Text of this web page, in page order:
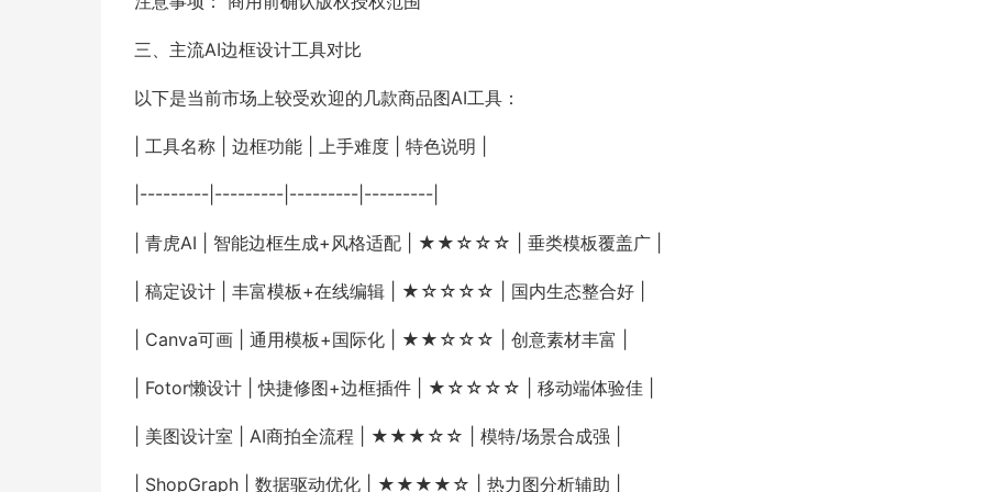
三、主流AI边框设计工具对比
以下是当前市场上较受欢迎的几款商品图AI工具：
| 工具名称 | 边框功能 | 上手难度 | 特色说明 |
|---------|---------|---------|---------|
| 青虎AI | 智能边框生成+风格适配 | ★★☆☆☆ | 垂类模板覆盖广 |
| 稿定设计 | 丰富模板+在线编辑 | ★☆☆☆☆ | 国内生态整合好 |
| Canva可画 | 通用模板+国际化 | ★★☆☆☆ | 创意素材丰富 |
| Fotor懒设计 | 快捷修图+边框插件 | ★☆☆☆☆ | 移动端体验佳 |
| 美图设计室 | AI商拍全流程 | ★★★☆☆ | 模特/场景合成强 |
| ShopGraph | 数据驱动优化 | ★★★★☆ | 热力图分析辅助 |